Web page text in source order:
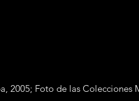
2005; Foto de las Colecciones